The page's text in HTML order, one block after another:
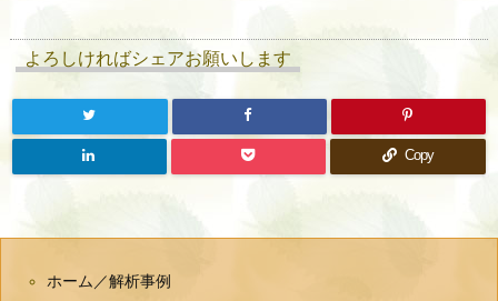
よろしければシェアお願いします
Copy
ホーム／解析事例